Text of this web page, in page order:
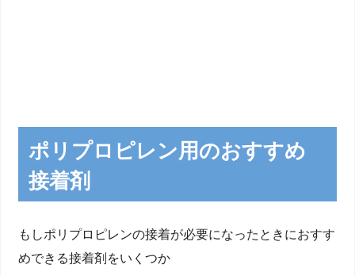
ポリプロピレン用のおすすめ
接着剤
もしポリプロピレンの接着が必要になったときにおすす
めできる接着剤をいくつか